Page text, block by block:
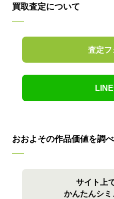
買取査定について
査定フ
おおよその作品価値を調
サイト上
かんたんシ